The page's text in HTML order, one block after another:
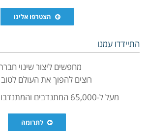
הצטרפו אלינו
התיידדו עמנו
מחפשים ליצור שינוי
רוצים להפוך את העולם לטוב
מעל ל-65,000 המתנדבים והמתנדבות מחכים לכם!
לתרומה